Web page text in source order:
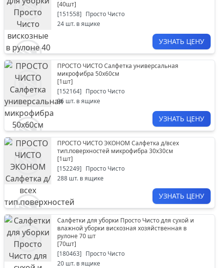
[40шт]
[151558] Просто Чисто
24 шт. в ящике
УЗНАТЬ ЦЕНУ
ПРОСТО ЧИСТО Салфетка универсальная
микрофибра 50х60см
[1шт]
[152164] Просто Чисто
96 шт. в ящике
УЗНАТЬ ЦЕНУ
ПРОСТО ЧИСТО ЭКОНОМ Салфетка д/всех
тип.поверхностей микрофибра 30х30см
[1шт]
[152249] Просто Чисто
288 шт. в ящике
УЗНАТЬ ЦЕНУ
Салфетки для уборки Просто Чисто для сухой и
влажной уборки вискозная хозяйственная в
рулоне 70 шт
[70шт]
[180463] Просто Чисто
20 шт. в ящике